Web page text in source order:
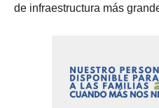
de infraestructura más